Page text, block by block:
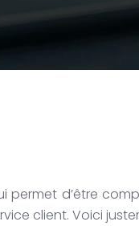
d’être
client. Voici